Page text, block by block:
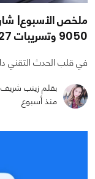
9050 وتسريبات Galaxy S27
في قلب الحدث التقني
بقلم زينب شريف
منذ أسبوع